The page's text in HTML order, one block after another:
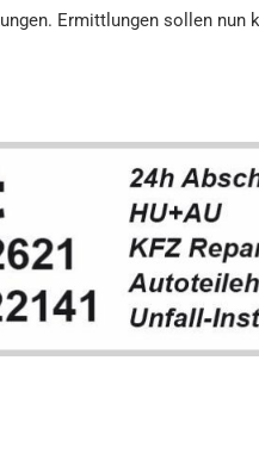
Ermittlungen sollen nun